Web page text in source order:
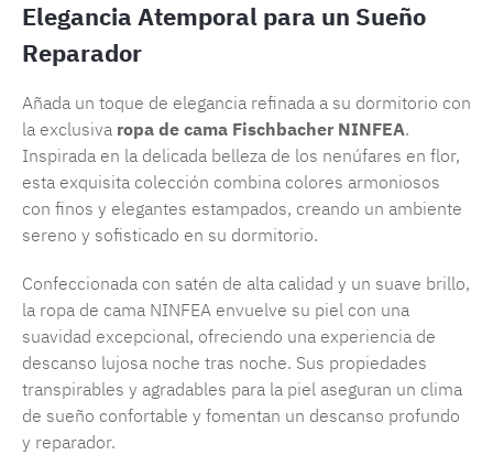
Elegancia Atemporal para un Sueño
Reparador
Añada un toque de elegancia refinada a su dormitorio con
la exclusiva ropa de cama Fischbacher NINFEA.
Inspirada en la delicada belleza de los nenúfares en flor,
esta exquisita colección combina colores armoniosos
con finos y elegantes estampados, creando un ambiente
sereno y sofisticado en su dormitorio.
Confeccionada con satén de alta calidad y un suave brillo,
la ropa de cama NINFEA envuelve su piel con una
suavidad excepcional, ofreciendo una experiencia de
descanso lujosa noche tras noche. Sus propiedades
transpirables y agradables para la piel aseguran un clima
de sueño confortable y fomentan un descanso profundo
y reparador.